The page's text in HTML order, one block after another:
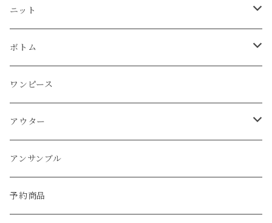
ベスト
カーディガン
プルオーバー
プルオーバー
パーカー
アウター
ボトム
パンツ
スカート
ワンピース
アウター
ブルゾン
ジャケット
アンサンブル
プルオーバー
ニット
カーディガン
プルオーバー
ボトム
ワンピース
アウター
ベスト
ジャケット
アンサンブル
Tシャツ
プルオーバー
チュニック
パーカー
ワンピース
ベスト
シャツ
プルオーバー
チュニック
ワンピース
カーディガン
パーカー
ニット
プルオーバー
パーカー
カーディガン
ワンピース
ベスト
ボトム
パンツ
スカート
ワンピース
アウター
ブルゾン
ジャケット
アンサンブル
予約商品